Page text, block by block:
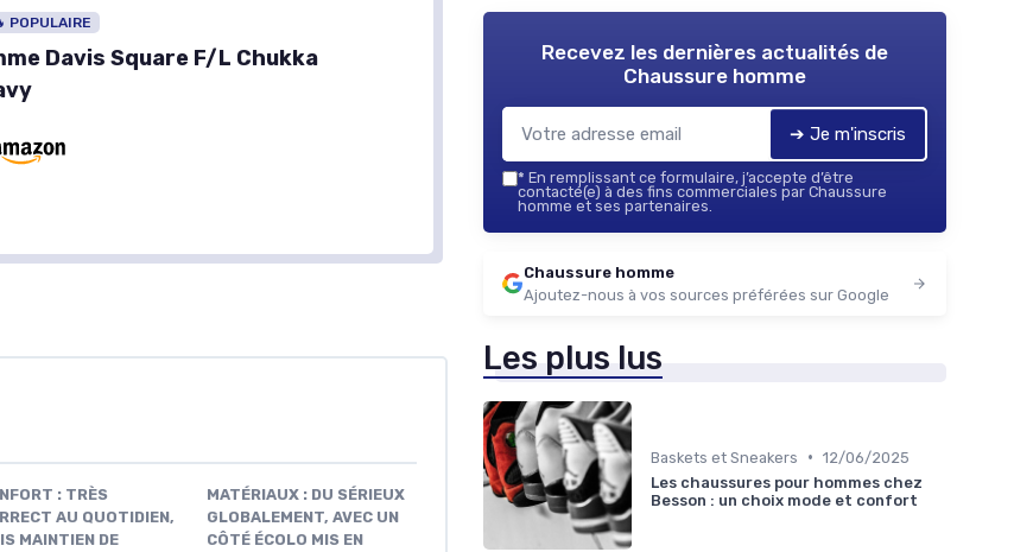
POPULAIRE
Davis Square F/L Chukka
: TRÈS
AU QUOTIDIEN,
MAINTIEN DE
MATÉRIAUX : DU SÉRIEUX
GLOBALEMENT, AVEC UN
CÔTÉ ÉCOLO MIS EN
Recevez les dernières actualités de
Chaussure homme
➔ Je m'inscris
* En remplissant ce formulaire, j’accepte d’être
contacté(e) à des fins commerciales par Chaussure
homme et ses partenaires.
Chaussure homme
Ajoutez-nous à vos sources préférées sur Google
Les plus lus
Baskets et Sneakers • 12/06/2025
Les chaussures pour hommes chez
Besson : un choix mode et confort